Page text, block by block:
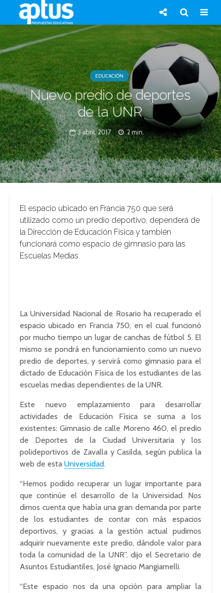
EDUCACIÓN
Nuevo predio de deportes
de la UNR
3 abril, 2017 2 min.
El espacio ubicado en Francia 750 que será
utilizado como un predio deportivo, dependerá de
la Dirección de Educación Física y también
funcionará como espacio de gimnasio para las
Escuelas Medias
La Universidad Nacional de Rosario ha recuperado el
espacio ubicado en Francia 750, en el cual funcionó
por mucho tiempo un lugar de canchas de fútbol 5. El
mismo se pondrá en funcionamiento como un nuevo
predio de deportes, y servirá como gimnasio para el
dictado de Educación Física de los estudiantes de las
escuelas medias dependientes de la UNR.
Este nuevo emplazamiento para desarrollar
actividades de Educación Física se suma a los
existentes: Gimnasio de calle Moreno 460, el predio
de Deportes de la Ciudad Universitaria y los
polideportivos de Zavalla y Casilda, según publica la
web de esta Universidad.
“Hemos podido recuperar un lugar importante para
que continúe el desarrollo de la Universidad. Nos
dimos cuenta que había una gran demanda por parte
de los estudiantes de contar con más espacios
deportivos, y gracias a la gestión actual pudimos
adquirir nuevamente este predio, dándole valor para
toda la comunidad de la UNR”, dijo el Secretario de
Asuntos Estudiantiles, José Ignacio Mangiamelli.
“Este espacio nos da una opción para ampliar la